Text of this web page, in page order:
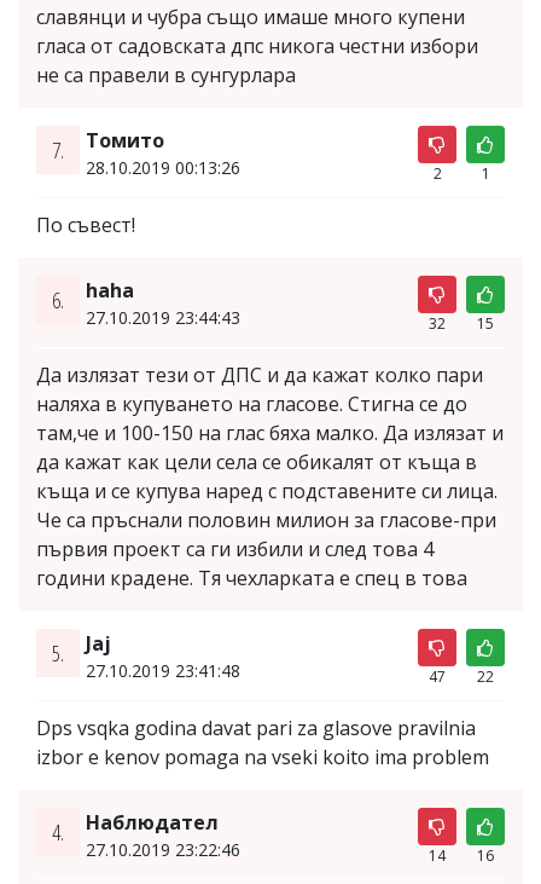
славянци и чубра също имаше много купени
гласа от садовската дпс никога честни избори
не са правели в сунгурлара
7. Томито
28.10.2019 00:13:26 2 1
По съвест!
6. haha
27.10.2019 23:44:43 32 15
Да излязат тези от ДПС и да кажат колко пари
наляха в купуването на гласове. Стигна се до
там,че и 100-150 на глас бяха малко. Да излязат и
да кажат как цели села се обикалят от къща в
къща и се купува наред с подставените си лица.
Че са пръснали половин милион за гласове-при
първия проект са ги избили и след това 4
години крадене. Тя чехларката е спец в това
5. Jaj
27.10.2019 23:41:48 47 22
Dps vsqka godina davat pari za glasove pravilnia
izbor e kenov pomaga na vseki koito ima problem
4. Наблюдател
27.10.2019 23:22:46 14 16